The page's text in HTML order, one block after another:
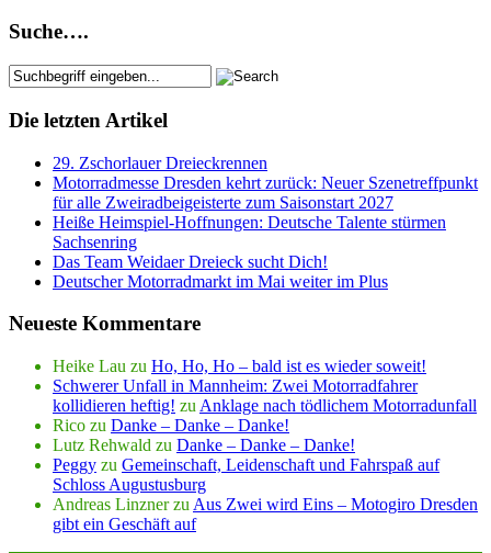
Suche….
Die letzten Artikel
29. Zschorlauer Dreieckrennen
Motorradmesse Dresden kehrt zurück: Neuer Szenetreffpunkt
für alle Zweiradbeigeisterte zum Saisonstart 2027
Heiße Heimspiel-Hoffnungen: Deutsche Talente stürmen
Sachsenring
Das Team Weidaer Dreieck sucht Dich!
Deutscher Motorradmarkt im Mai weiter im Plus
Neueste Kommentare
Heike Lau zu Ho, Ho, Ho – bald ist es wieder soweit!
Schwerer Unfall in Mannheim: Zwei Motorradfahrer
kollidieren heftig! zu Anklage nach tödlichem Motorradunfall
Rico zu Danke – Danke – Danke!
Lutz Rehwald zu Danke – Danke – Danke!
Peggy zu Gemeinschaft, Leidenschaft und Fahrspaß auf
Schloss Augustusburg
Andreas Linznerzu Aus Zwei wird Eins – Motogiro Dresden
gibt ein Geschäft auf